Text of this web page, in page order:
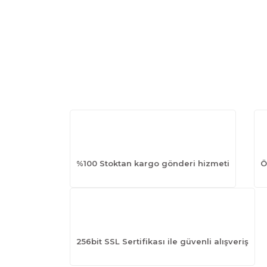
%100 Stoktan kargo gönderi hizmeti
256bit SSL Sertifikası ile güvenli alışveriş